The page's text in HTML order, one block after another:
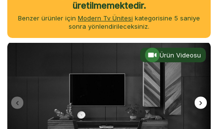
üretilmemektedir.
Benzer ürünler için Modern Tv Ünitesi kategorisine 5 saniye
sonra yönlendirileceksiniz.
Ürün Videosu